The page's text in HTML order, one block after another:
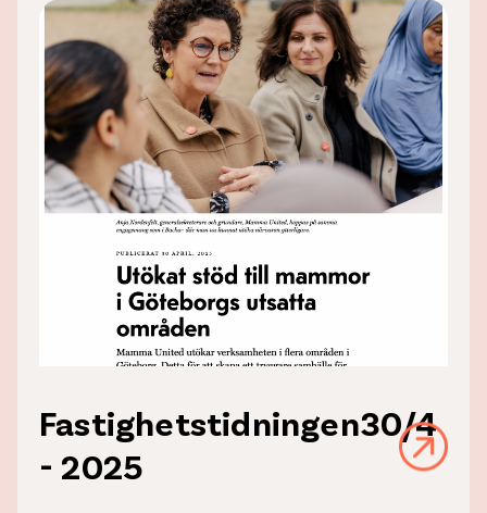
Fastighetstidningen30/4
- 2025